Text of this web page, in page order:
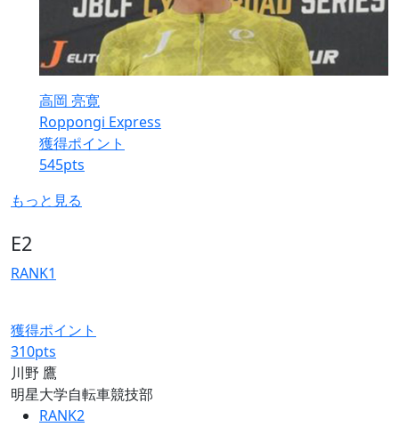
高岡 亮寛
Roppongi Express
獲得ポイント
545pts
もっと見る
E2
RANK1
獲得ポイント
310pts
川野 鷹
明星大学自転車競技部
RANK2